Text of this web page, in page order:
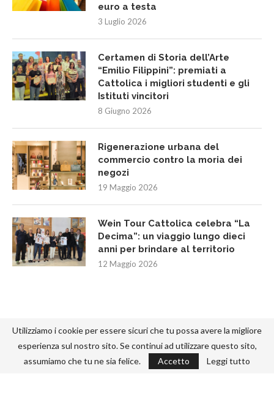
euro a testa
3 Luglio 2026
Certamen di Storia dell’Arte
“Emilio Filippini”: premiati a
Cattolica i migliori studenti e gli
Istituti vincitori
8 Giugno 2026
Rigenerazione urbana del
commercio contro la moria dei
negozi
19 Maggio 2026
Wein Tour Cattolica celebra “La
Decima”: un viaggio lungo dieci
anni per brindare al territorio
12 Maggio 2026
Utilizziamo i cookie per essere sicuri che tu possa avere la migliore
esperienza sul nostro sito. Se continui ad utilizzare questo sito,
assumiamo che tu ne sia felice.
Accetto Leggi tutto